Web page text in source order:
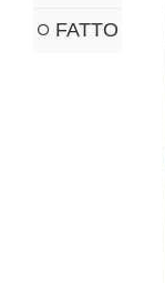
FATTO